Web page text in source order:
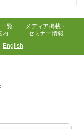
覧･
内
メディア掲載・
セミナー情報
English